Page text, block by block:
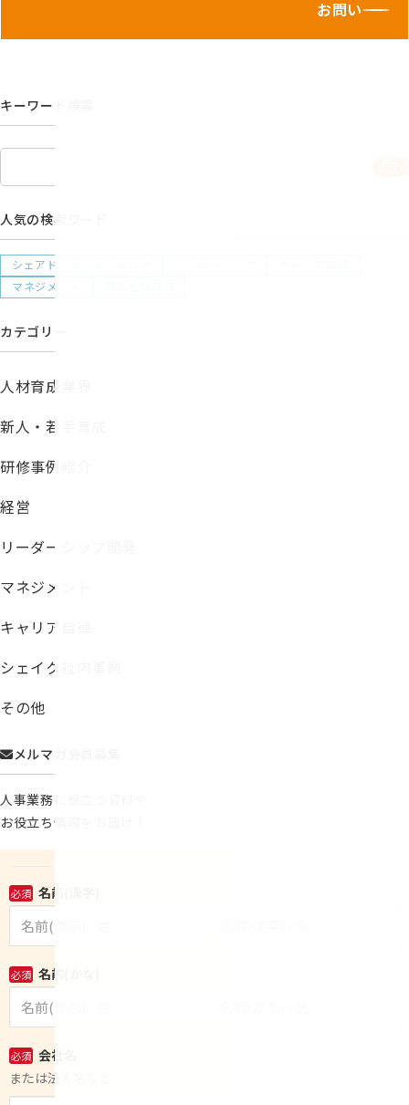
お問い合わせ
キーワード検索
人気の検索ワード
シェアド・リーダーシップ
マネジメント
カテゴリー
人材育成業界
新人・若手育成
研修事例紹介
経営
リーダーシップ開発
マネジメント
キャリア自律
シェイク社内事例
その他
メルマガ会員募集
人事業務に役立つ資料や
お役立ち情報をお届け！